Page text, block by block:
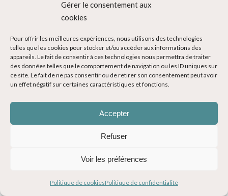
Gérer le consentement aux
cookies
Pour offrir les meilleures expériences, nous utilisons des technologies
telles que les cookies pour stocker et/ou accéder aux informations des
appareils. Le fait de consentir à ces technologies nous permettra de traiter
des données telles que le comportement de navigation ou les ID uniques sur
ce site. Le fait de ne pas consentir ou de retirer son consentement peut avoir
un effet négatif sur certaines caractéristiques et fonctions.
Accepter
Refuser
Voir les préférences
Politique de cookiesPolitique de confidentialité
partage ici depuis 2015 mes expériences, mes coups
aider à organiser vos voyages.